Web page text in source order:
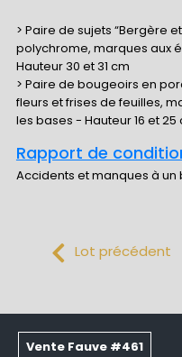
> Paire de sujets “Bergère
polychrome, marques aux
Hauteur 30 et 31 cm
> Paire de bougeoirs en
fleurs et frises de feuilles,
les bases - Hauteur 16 et 25
Rapport de
Accidents et manques à
Lot précédent
Vente Fauve #461